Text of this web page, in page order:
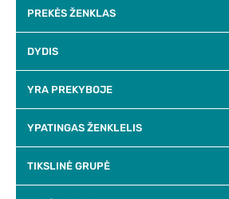
PREKĖS ŽENKLAS
DYDIS
YRA PREKYBOJE
YPATINGAS ŽENKLELIS
TIKSLINĖ GRUPĖ